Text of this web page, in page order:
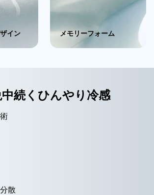
イン メモリーフォーム
続くひんやり冷感
散